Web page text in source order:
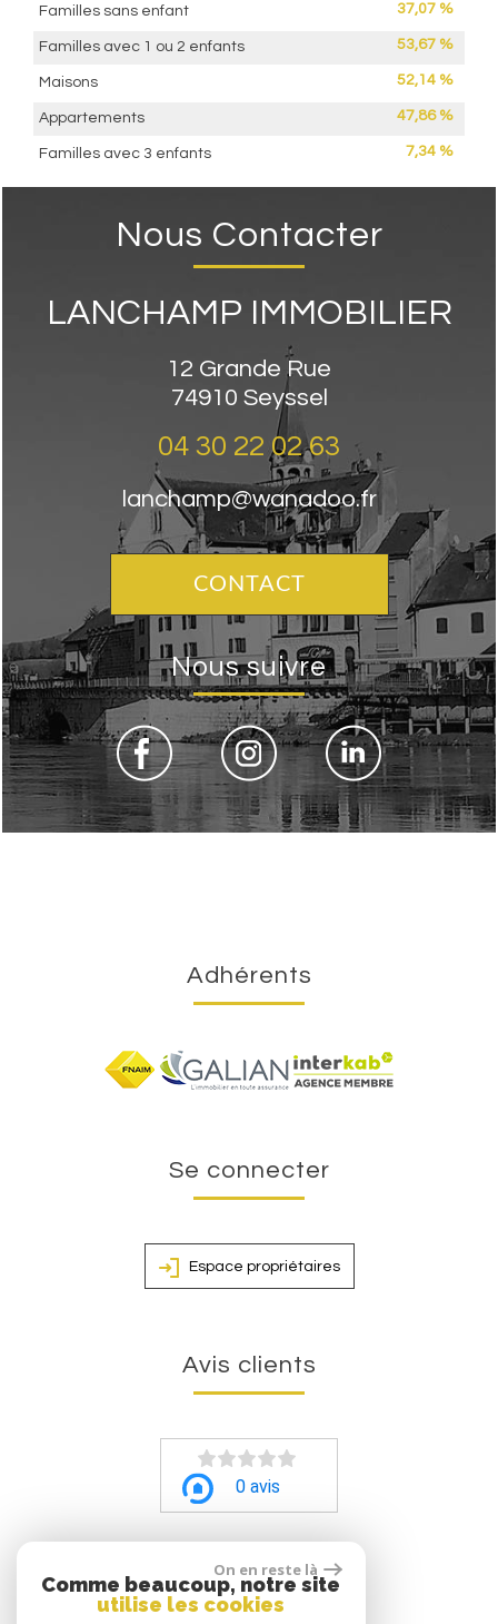
Familles sans enfant 37,07 %
Familles avec 1 ou 2 enfants 53,67 %
Maisons 52,14 %
Appartements 47,86 %
Familles avec 3 enfants 7,34 %
Nous Contacter
LANCHAMP IMMOBILIER
12 Grande Rue
74910 Seyssel
04 30 22 02 63
lanchamp@wanadoo.fr
CONTACT
Nous suivre
Adhérents
Se connecter
Espace propriétaires
Avis clients
0 avis
On en reste là
Comme beaucoup, notre site
utilise les cookies